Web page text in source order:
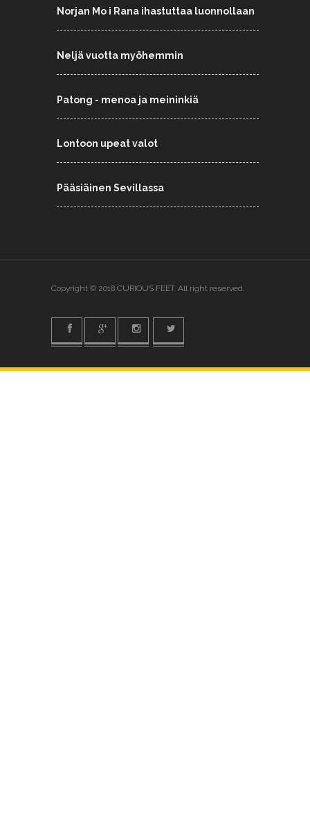
Norjan Mo i Rana ihastuttaa luonnollaan
Neljä vuotta myöhemmin
Patong - menoa ja meininkiä
Lontoon upeat valot
Pääsiäinen Sevillassa
Copyright © 2018 CURIOUS FEET. All right reserved.